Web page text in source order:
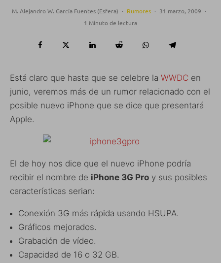
M. Alejandro W. García Fuentes (Esfera) · Rumores · 31 marzo, 2009 ·
1 Minuto de lectura
Está claro que hasta que se celebre la WWDC en
junio, veremos más de un rumor relacionado con el
posible nuevo iPhone que se dice que presentará
Apple.
El de hoy nos dice que el nuevo iPhone podría
recibir el nombre de iPhone 3G Pro y sus posibles
características serian:
Conexión 3G más rápida usando HSUPA.
Gráficos mejorados.
Grabación de vídeo.
Capacidad de 16 o 32 GB.